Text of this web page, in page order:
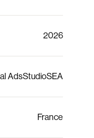
2026
AdsStudioSEA
France